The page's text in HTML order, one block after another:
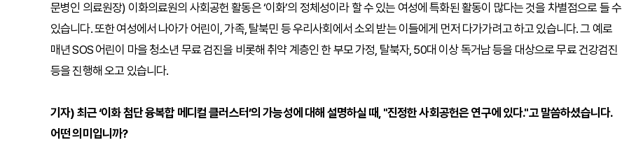
문병인 의료원장) 이화의료원의 사회공헌 활동은 ‘이화’의 정체성이라 할 수 있는 여성에 특화된 활동이 많다는 것을 차별점으로 들 수
있습니다. 또한 여성에서 나아가 어린이, 가족, 탈북민 등 우리사회에서 소외 받는 이들에게 먼저 다가가려고 하고 있습니다. 그 예로
매년 SOS 어린이 마을 청소년 무료 검진을 비롯해 취약 계층인 한 부모 가정, 탈북자, 50대 이상 독거남 등을 대상으로 무료 건강검진
등을 진행해 오고 있습니다.
기자) 최근 ‘이화 첨단 융복합 메디컬 클러스터’의 가능성에 대해 설명하실 때, "진정한 사회공헌은 연구에 있다."고 말씀하셨습니다.
어떤 의미입니까?